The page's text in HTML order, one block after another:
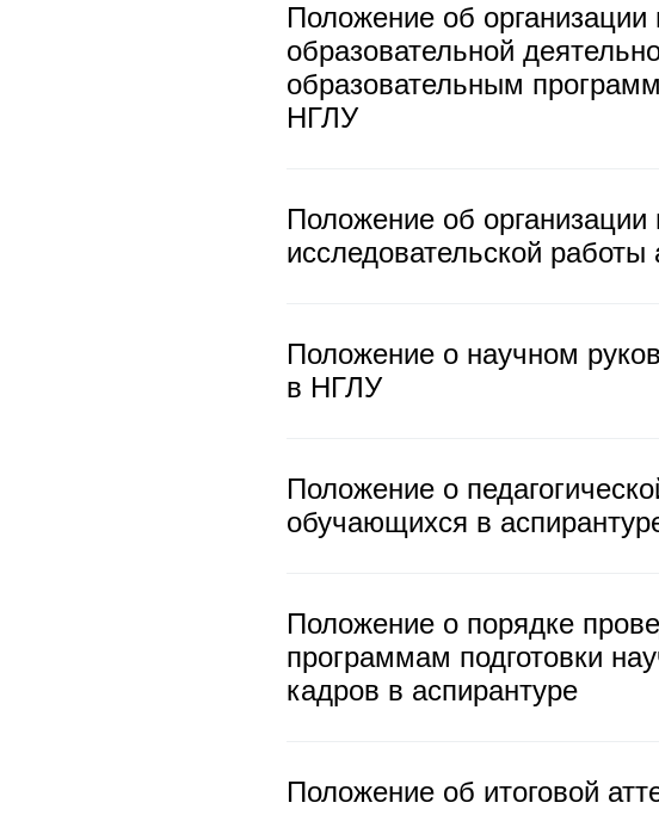
Положение об
образовательной
образовательным
НГЛУ
Положение об организации
исследовательской
Положение о научном
в НГЛУ
Положение о
обучающихся в
Положение о порядке
программам подготовки
кадров в аспирантуре
Положение об итоговой